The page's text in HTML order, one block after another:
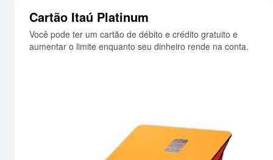
Cartão Itaú Platinum
Você pode ter um cartão de débito e crédito gratuito e
aumentar o limite enquanto seu dinheiro rende na conta.